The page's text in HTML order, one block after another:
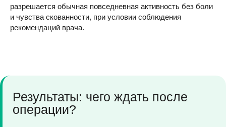
разрешается обычная повседневная активность без боли
и чувства скованности, при условии соблюдения
рекомендаций врача.
Результаты: чего ждать после
операции?